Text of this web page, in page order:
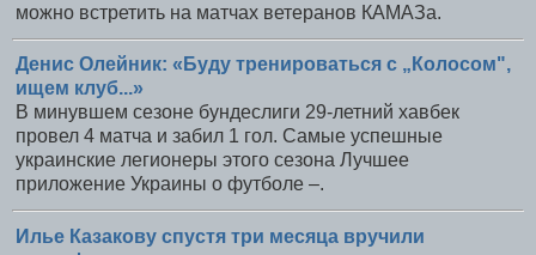
можно встретить на матчах ветеранов КАМАЗа.
Денис Олейник: «Буду тренироваться с „Колосом",
ищем клуб...»
В минувшем сезоне бундеслиги 29-летний хавбек
провел 4 матча и забил 1 гол. Самые успешные
украинские легионеры этого сезона Лучшее
приложение Украины о футболе –.
Илье Казакову спустя три месяца вручили